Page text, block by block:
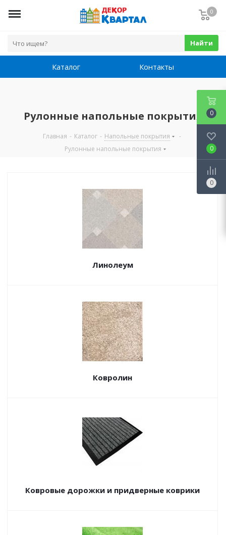
0
Найти
Каталог Контакты
Рулонные напольные покрытия
Главная - Каталог - Напольные покрытия
-
Рулонные напольные покрытия
Линолеум
Ковролин
Ковровые дорожки и придверные коврики
0
0
0